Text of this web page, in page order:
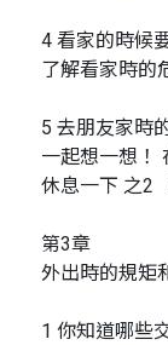
4 看家的時候
了解看家時的
5 去朋友家時
一起想一想！
休息一下 之2
第3章
外出時的規矩
1 你知道哪些